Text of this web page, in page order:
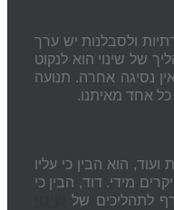
ולסבלנות יש ערך
של שינוי הוא לנקוט
נסיגה אחרה. תנועה
אחד מאיתנו.
הוא הבין כי עליו
מידי. דוד, הבין כי
לתהליכים של